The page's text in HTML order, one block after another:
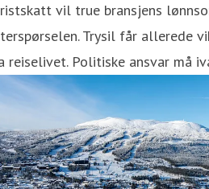
vil true bransjens
Trysil får allerede
reiselivet. Politiske ansvar må